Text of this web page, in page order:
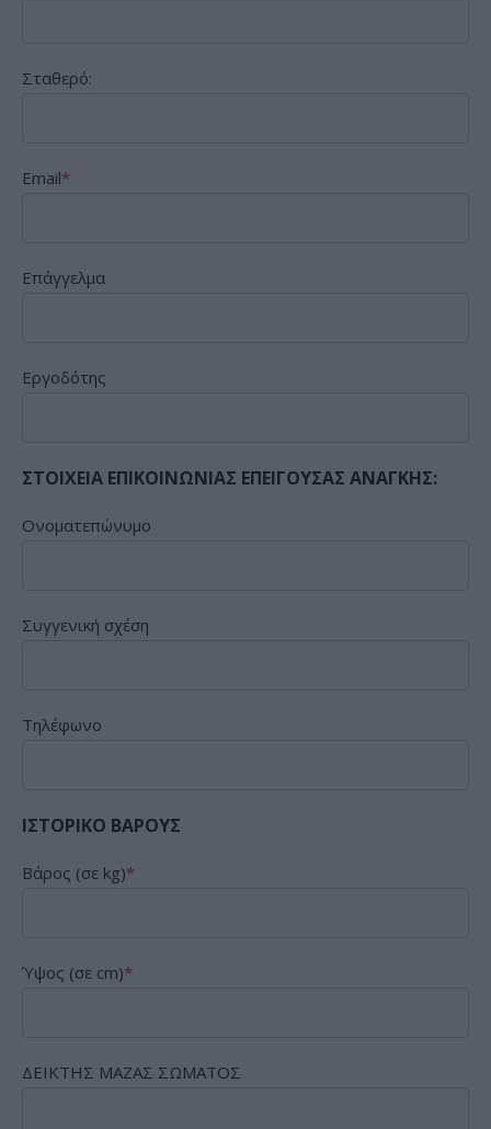
Σταθερό:
Email*
Επάγγελμα
Εργοδότης
ΣΤΟΙΧΕΙΑ ΕΠΙΚΟΙΝΩΝΙΑΣ ΕΠΕΙΓΟΥΣΑΣ ΑΝΑΓΚΗΣ:
Ονοματεπώνυμο
Συγγενική σχέση
Τηλέφωνο
ΙΣΤΟΡΙΚΟ ΒΑΡΟΥΣ
Βάρος (σε kg)*
Ύψος (σε cm)*
ΔΕΙΚΤΗΣ ΜΑΖΑΣ ΣΩΜΑΤΟΣ